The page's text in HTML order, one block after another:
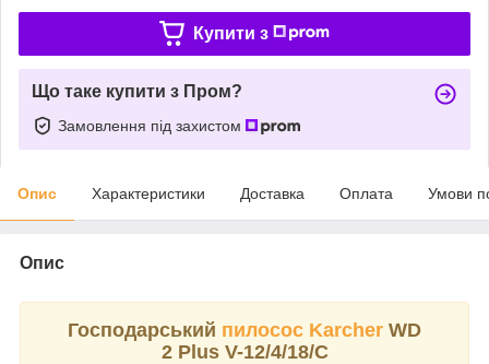
Купити з
Що таке купити з Пром?
Замовлення під захистом
Опис Характеристики Доставка Оплата Умови
Опис
Господарський пилосос Karcher WD
2 Plus V-12/4/18/C